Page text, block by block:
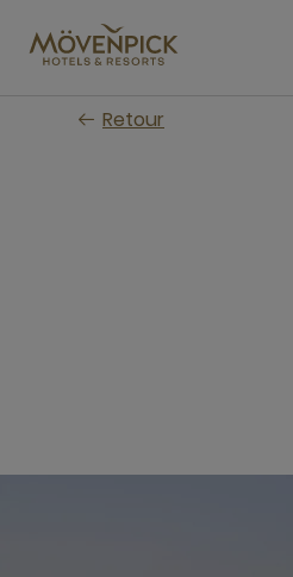
contenu
Retour